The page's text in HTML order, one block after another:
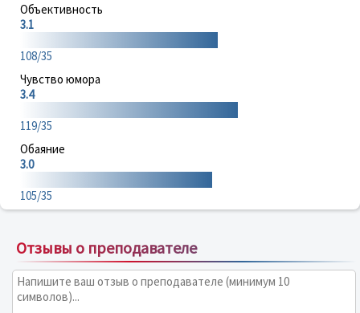
Объективность
3.1
108/35
Чувство юмора
3.4
119/35
Обаяние
3.0
105/35
Отзывы о преподавателе